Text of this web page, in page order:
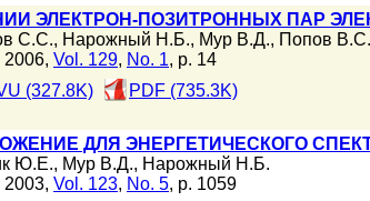
ЭЛЕКТРОН-ПОЗИТРОННЫХ ПАР
С.С., Нарожный Н.Б., Мур В.Д., Попов В.С.
2006, Vol. 129, No. 1, p. 14
(327.8K)
PDF (735.3K)
ДЛЯ ЭНЕРГЕТИЧЕСКОГО
Ю.Е., Мур В.Д., Нарожный Н.Б.
2003, Vol. 123, No. 5, p. 1059